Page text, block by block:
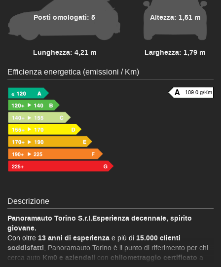
Posti omologati: 5
Lunghezza: 4,21 m
Altezza: 1,51 m
Larghezza: 1,79 m
Efficienza energetica (emissioni / Km)
109.0 g/Km
Descrizione
Panoramauto Torino S.r.l.Esperienza decennale, spirito
giovane.
Con oltre 13 anni di esperienza e più di 15.000 clienti
soddisfatti, Panoramauto Torino è il punto di riferimento per chi
cerca auto Km0 e aziendali con chilometraggio certificato a